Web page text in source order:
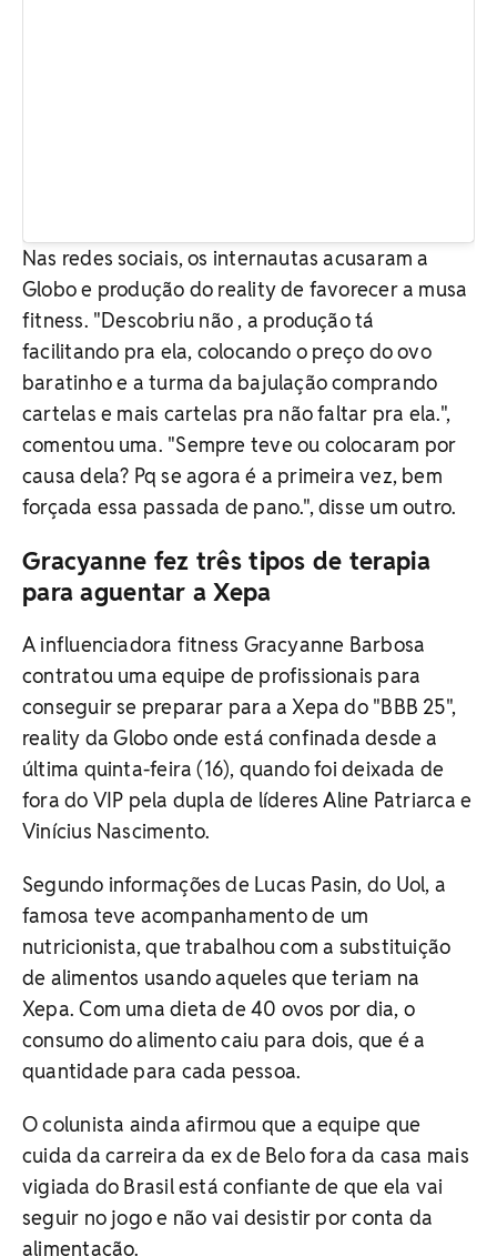
Nas redes sociais, os internautas acusaram a
Globo e produção do reality de favorecer a musa
fitness. "Descobriu não , a produção tá
facilitando pra ela, colocando o preço do ovo
baratinho e a turma da bajulação comprando
cartelas e mais cartelas pra não faltar pra ela.",
comentou uma. "Sempre teve ou colocaram por
causa dela? Pq se agora é a primeira vez, bem
forçada essa passada de pano.", disse um outro.
Gracyanne fez três tipos de terapia
para aguentar a Xepa
A influenciadora fitness Gracyanne Barbosa
contratou uma equipe de profissionais para
conseguir se preparar para a Xepa do "BBB 25",
reality da Globo onde está confinada desde a
última quinta-feira (16), quando foi deixada de
fora do VIP pela dupla de líderes Aline Patriarca e
Vinícius Nascimento.
Segundo informações de Lucas Pasin, do Uol, a
famosa teve acompanhamento de um
nutricionista, que trabalhou com a substituição
de alimentos usando aqueles que teriam na
Xepa. Com uma dieta de 40 ovos por dia, o
consumo do alimento caiu para dois, que é a
quantidade para cada pessoa.
O colunista ainda afirmou que a equipe que
cuida da carreira da ex de Belo fora da casa mais
vigiada do Brasil está confiante de que ela vai
seguir no jogo e não vai desistir por conta da
alimentação.